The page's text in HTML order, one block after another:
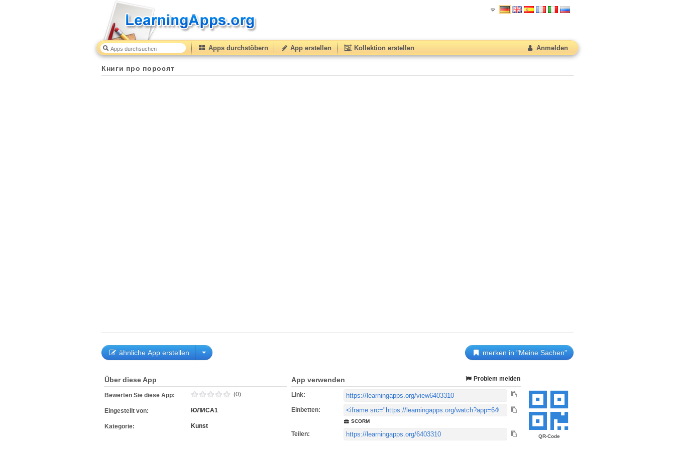
Apps durchstöbern App erstellen Kollektion erstellen Anmelden
Книги про поросят
ähnliche App erstellen merken in "Meine Sachen"
QR-Code
Über diese App
Bewerten Sie diese App: (0)
Eingestellt von: ЮЛИСА1
Kategorie: Kunst
App verwenden Problem melden
Link:
Einbetten:
SCORM
Teilen: